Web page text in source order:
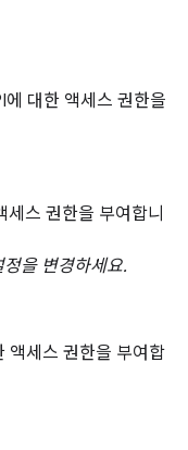
에 대한 액세스 권한을
세스 권한을 부여합니
을 변경하세요.
액세스 권한을 부여합